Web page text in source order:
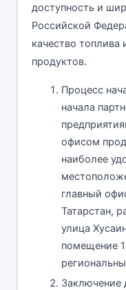
доступность и
Российской
качество топлива
продуктов.
Процесс
начала
офисом
наиболее
главный
Татарстан,
улица
помещение
Заключение